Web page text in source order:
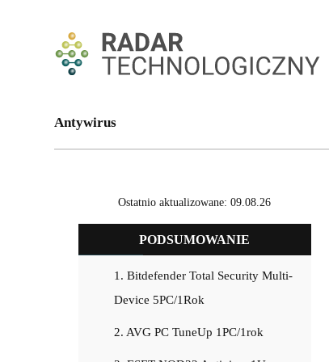
Antywirus
Ostatnio aktualizowane: 09.08.26
PODSUMOWANIE
1. Bitdefender Total Security Multi-
Device 5PC/1Rok
2. AVG PC TuneUp 1PC/1rok